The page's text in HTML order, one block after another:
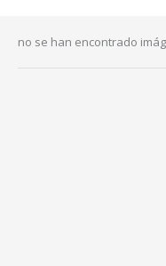
no se han encontrado